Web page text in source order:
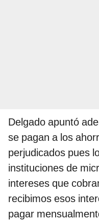
Delgado apuntó
se pagan a los
perjudicados pues
instituciones de
intereses que
recibimos esos
pagar